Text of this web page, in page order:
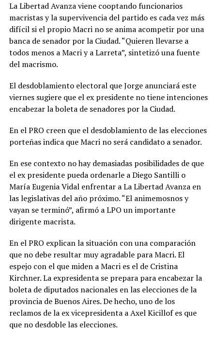
La Libertad Avanza viene cooptando funcionarios
macristas y la supervivencia del partido es cada vez más
difícil si el propio Macri no se anima acompetir por una
banca de senador por la Ciudad. “Quieren llevarse a
todos menos a Macri y a Larreta”, sintetizó una fuente
del macrismo.
El desdoblamiento electoral que Jorge anunciará este
viernes sugiere que el ex presidente no tiene intenciones
encabezar la boleta de senadores por la Ciudad.
En el PRO creen que el desdoblamiento de las elecciones
porteñas indica que Macri no será candidato a senador.
En ese contexto no hay demasiadas posibilidades de que
el ex presidente pueda ordenarle a Diego Santilli o
María Eugenia Vidal enfrentar a La Libertad Avanza en
las legislativas del año próximo. “El animemosnos y
vayan se terminó”, afirmó a LPO un importante
dirigente macrista.
En el PRO explican la situación con una comparación
que no debe resultar muy agradable para Macri. El
espejo con el que miden a Macri es el de Cristina
Kirchner. La expresidenta se prepara para encabezar la
boleta de diputados nacionales en las elecciones de la
provincia de Buenos Aires. De hecho, uno de los
reclamos de la ex vicepresidenta a Axel Kicillof es que
que no desdoble las elecciones.